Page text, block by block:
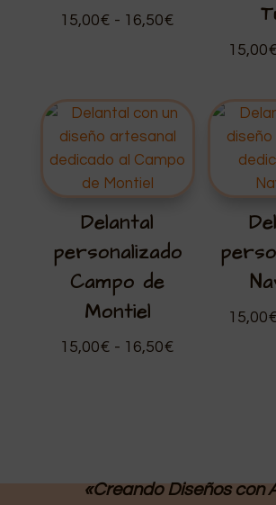
15,00€ - 16,50€
15,00€
hasta
16,50€
15,00
Delantal
personalizado
Campo de
Montiel
15,00€ - 16,50€
16,50€
15,00
«Creando Diseños con